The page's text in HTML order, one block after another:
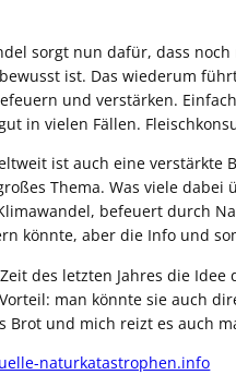
sorgt nun dafür, dass
ist. Das wiederum
und verstärken.
in vielen Fällen.
ist auch eine
Thema. Was viele
befeuert durch
könnte, aber die Info und
des letzten Jahres die
man könnte sie auch
Brot und mich reizt es auch
naturkatastrophen.info